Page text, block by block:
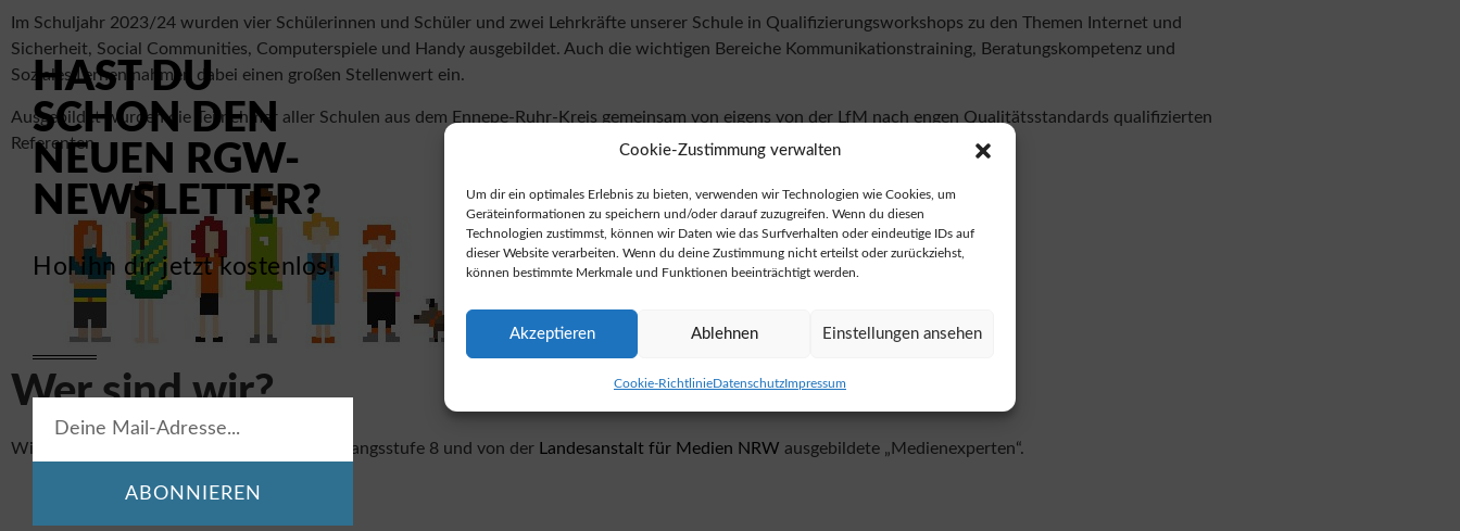
Cookie-Zustimmung verwalten
Um dir ein optimales Erlebnis zu bieten, verwenden wir Technologien wie Cookies, um
Geräteinformationen zu speichern und/oder darauf zuzugreifen. Wenn du diesen
Technologien zustimmst, können wir Daten wie das Surfverhalten oder eindeutige IDs auf
dieser Website verarbeiten. Wenn du deine Zustimmung nicht erteilst oder zurückziehst,
können bestimmte Merkmale und Funktionen beeinträchtigt werden.
Akzeptieren Ablehnen Einstellungen ansehen
Cookie-RichtlinieDatenschutzImpressum
Im Schuljahr 2023/24 wurden vier Schülerinnen und Schüler und zwei Lehrkräfte unserer Schule in Qualifizierungsworkshops zu den Themen Internet und
Sicherheit, Social Communities, Computerspiele und Handy ausgebildet. Auch die wichtigen Bereiche Kommunikationstraining, Beratungskompetenz und
Soziales Lernen nahmen dabei einen großen Stellenwert ein.
Ausgebildet wurden die Teilnehmer aller Schulen aus dem Ennepe-Ruhr-Kreis gemeinsam von eigens von der LfM nach engen Qualitätsstandards qualifizierten
Referenten.
Wer sind wir?
Wir sind Schülerinnen und Schüler der Jahrgangsstufe 8 und von der Landesanstalt für Medien NRW ausgebildete „Medienexperten“.
HAST DU
SCHON DEN
NEUEN RGW-
NEWSLETTER?
Hol ihn dir jetzt kostenlos!
ABONNIEREN